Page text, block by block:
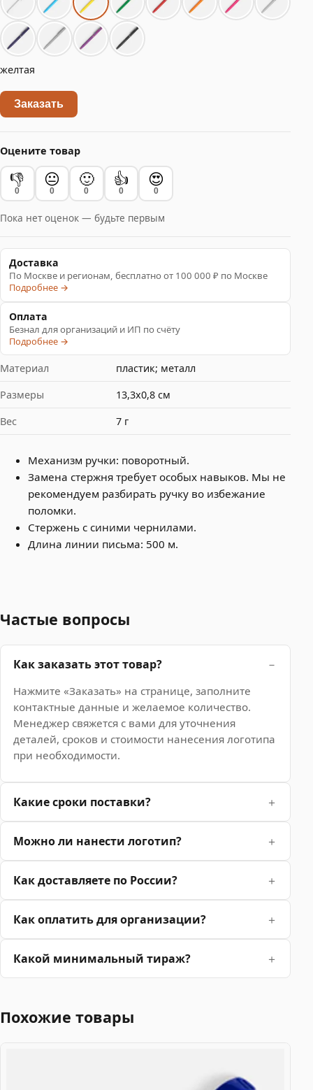
желтая
Заказать
Оцените товар
👎
0
😐
0
🙂
0
👍
0
😍
0
Пока нет оценок — будьте первым
Доставка
По Москве и регионам, бесплатно от 100 000 ₽ по Москве
Подробнее →
Оплата
Безнал для организаций и ИП по счёту
Подробнее →
Материал
пластик; металл
Размеры
13,3х0,8 см
Вес
7 г
Механизм ручки: поворотный.
Замена стержня требует особых навыков. Мы не
рекомендуем разбирать ручку во избежание
поломки.
Стержень с синими чернилами.
Длина линии письма: 500 м.
Частые вопросы
Как заказать этот товар?
Нажмите «Заказать» на странице, заполните
контактные данные и желаемое количество.
Менеджер свяжется с вами для уточнения
деталей, сроков и стоимости нанесения логотипа
при необходимости.
Какие сроки поставки?
Можно ли нанести логотип?
Как доставляете по России?
Как оплатить для организации?
Какой минимальный тираж?
Похожие товары